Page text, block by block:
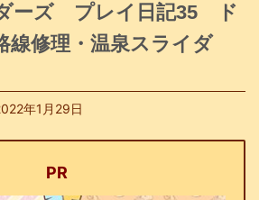
ーズ プレイ日記35 ド
線修理・温泉スライダ
年1月29日
PR